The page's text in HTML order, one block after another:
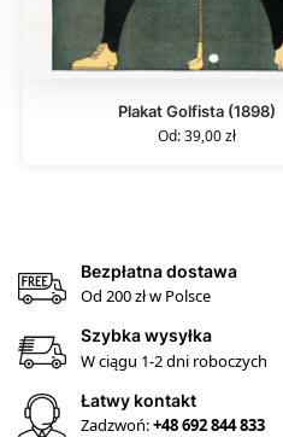
Plakat Golfista (1898)
Od:39,00zł
Bezpłatna dostawa
Od 200 zł w Polsce
Szybka wysyłka
W ciągu 1-2 dni roboczych
Łatwy kontakt
Zadzwoń:+48 692 844 833